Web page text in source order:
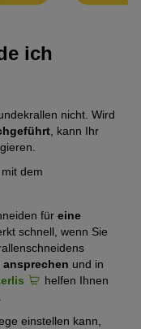
ich
nicht. Wird
, kann Ihr
dem
für eine
schnell, wenn Sie
ansprechen und in
helfen Ihnen
einstellen kann,